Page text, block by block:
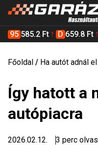
95 585.2 Ft D 659.8 Ft
Főoldal / Ha autót adnál el
Így hatott a
autópiacra
2026.02.12. 3 perc